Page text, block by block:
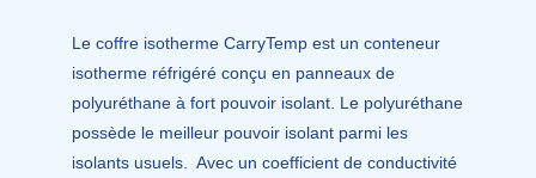
Le coffre isotherme CarryTemp est un conteneur
isotherme réfrigéré conçu en panneaux de
polyuréthane à fort pouvoir isolant. Le polyuréthane
possède le meilleur pouvoir isolant parmi les
isolants usuels. Avec un coefficient de conductivité